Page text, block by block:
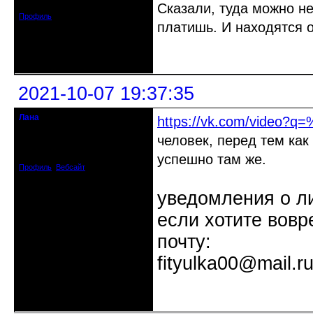
Профиль
Сказали, туда можно
платишь. И находятся
2021-10-07 19:37:35
Лана
Профиль Вебсайт
https://vk.com/
человек, перед тем как
успешно там же.
уведомления о
если хотите
почту:
fityulka00@mail.ru